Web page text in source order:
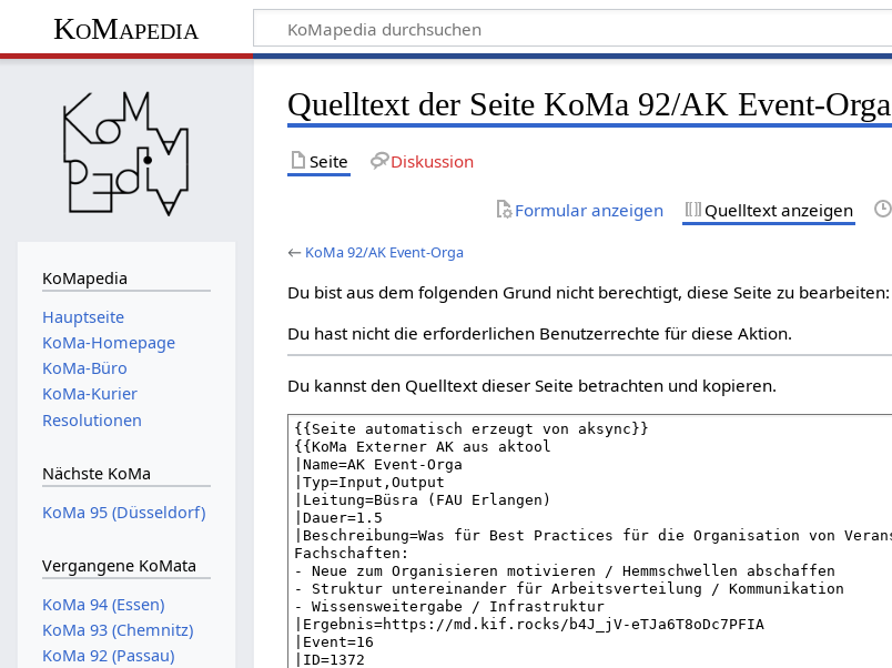
KoMapedia
Quelltext der Seite KoMa 92/AK Event-Orga
Seite Diskussion
Formular anzeigen Quelltext anzeigen
← KoMa 92/AK Event-Orga
Du bist aus dem folgenden Grund nicht berechtigt, diese Seite zu bearbeiten:
Du hast nicht die erforderlichen Benutzerrechte für diese Aktion.
Du kannst den Quelltext dieser Seite betrachten und kopieren.
KoMapedia
Hauptseite
KoMa-Homepage
KoMa-Büro
KoMa-Kurier
Resolutionen
Nächste KoMa
KoMa 95 (Düsseldorf)
Vergangene KoMata
KoMa 94 (Essen)
KoMa 93 (Chemnitz)
KoMa 92 (Passau)